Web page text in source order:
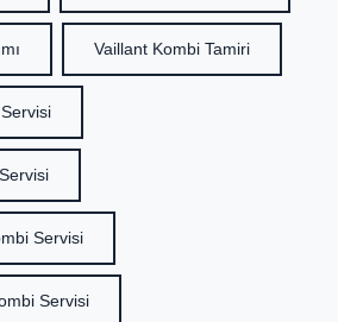
Vaillant Kombi Tamiri
Servisi
Servisi